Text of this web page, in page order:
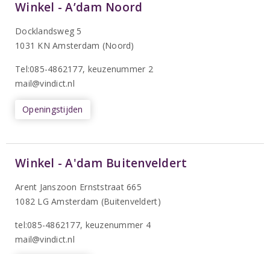
Winkel - A’dam Noord
Docklandsweg 5
1031 KN Amsterdam (Noord)
Tel:085-4862177, keuzenummer 2
mail@vindict.nl
Openingstijden
Winkel - A'dam Buitenveldert
Arent Janszoon Ernststraat 665
1082 LG Amsterdam (Buitenveldert)
tel:085-4862177, keuzenummer 4
mail@vindict.nl